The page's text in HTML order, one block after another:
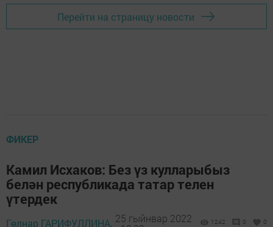
Перейти на страницу новости
ФИКЕР
Камил Исхаков: Без үз кулларыбыз
белән республикада татар телен
үтердек
Гөлнар ГАРИФУЛЛИНА, 25 гыйнвар 2022
1242 0 0